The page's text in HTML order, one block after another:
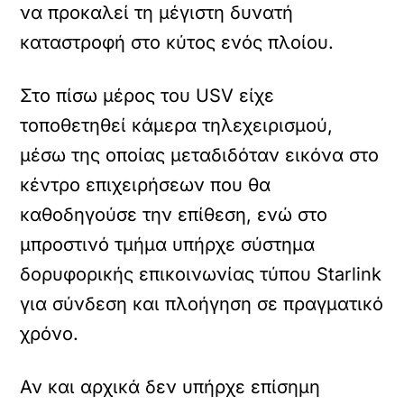
να προκαλεί τη μέγιστη δυνατή
καταστροφή στο κύτος ενός πλοίου.
Στο πίσω μέρος του USV είχε
τοποθετηθεί κάμερα τηλεχειρισμού,
μέσω της οποίας μεταδιδόταν εικόνα στο
κέντρο επιχειρήσεων που θα
καθοδηγούσε την επίθεση, ενώ στο
μπροστινό τμήμα υπήρχε σύστημα
δορυφορικής επικοινωνίας τύπου Starlink
για σύνδεση και πλοήγηση σε πραγματικό
χρόνο.
Αν και αρχικά δεν υπήρχε επίσημη